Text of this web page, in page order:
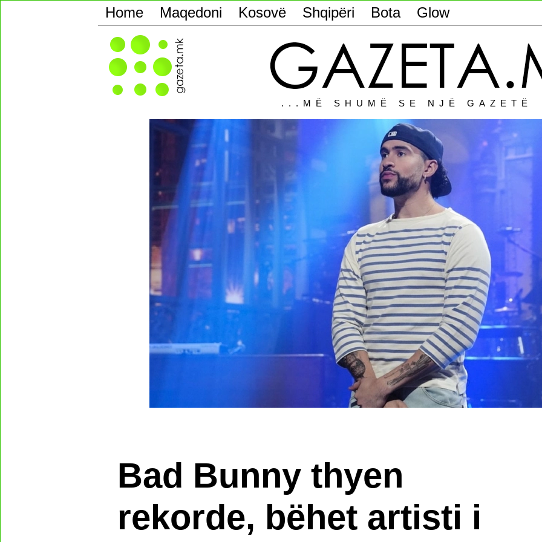
Home Maqedoni Kosovë Shqipëri Bota Glow
...MË SHUMË SE NJË GAZETË
Bad Bunny thyen
rekorde, bëhet artisti i